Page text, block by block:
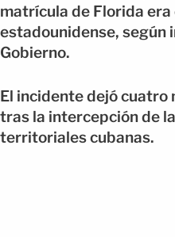
matrícula de Florida era
estadounidense, según
Gobierno.
El incidente dejó cuatro
tras la intercepción de
territoriales cubanas.